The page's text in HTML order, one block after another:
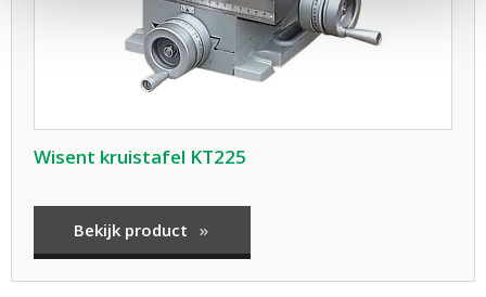
Wisent kruistafel KT225
Bekijk product